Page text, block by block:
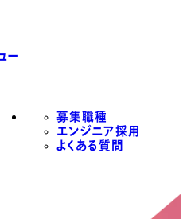
ー
募集職種
エンジニア採用
よくある質問